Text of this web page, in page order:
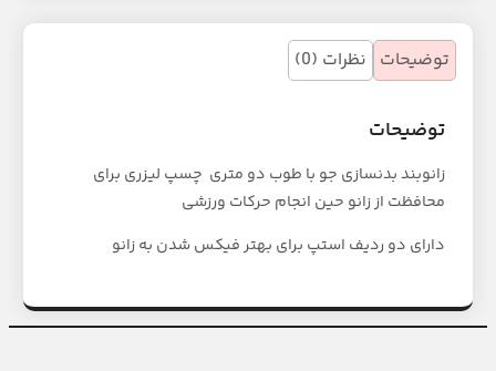
توضیحات نظرات (0)
توضیحات
زانوبند بدنسازی جو با طوب دو متری چسپ لیزری برای
محافظت از زانو حین انجام حرکات ورزشی
دارای دو ردیف استپ برای بهتر فیکس شدن به زانو